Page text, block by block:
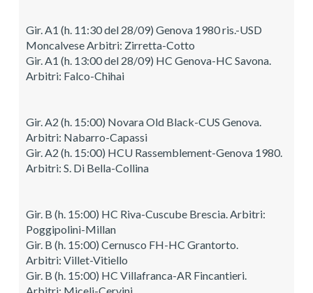
Gir. A1 (h. 11:30 del 28/09) Genova 1980 ris.-USD
Moncalvese Arbitri: Zirretta-Cotto
Gir. A1 (h. 13:00 del 28/09) HC Genova-HC Savona.
Arbitri: Falco-Chihai
Gir. A2 (h. 15:00) Novara Old Black-CUS Genova.
Arbitri: Nabarro-Capassi
Gir. A2 (h. 15:00) HCU Rassemblement-Genova 1980.
Arbitri: S. Di Bella-Collina
Gir. B (h. 15:00) HC Riva-Cuscube Brescia. Arbitri:
Poggipolini-Millan
Gir. B (h. 15:00) Cernusco FH-HC Grantorto.
Arbitri: Villet-Vitiello
Gir. B (h. 15:00) HC Villafranca-AR Fincantieri.